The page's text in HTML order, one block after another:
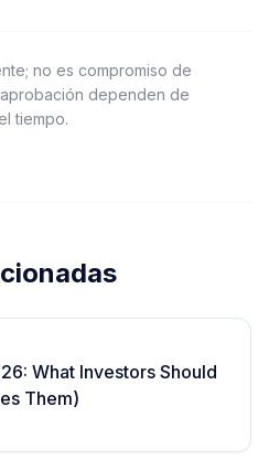
no es compromiso de
dependen de
tiempo.
What Investors Should
Them)